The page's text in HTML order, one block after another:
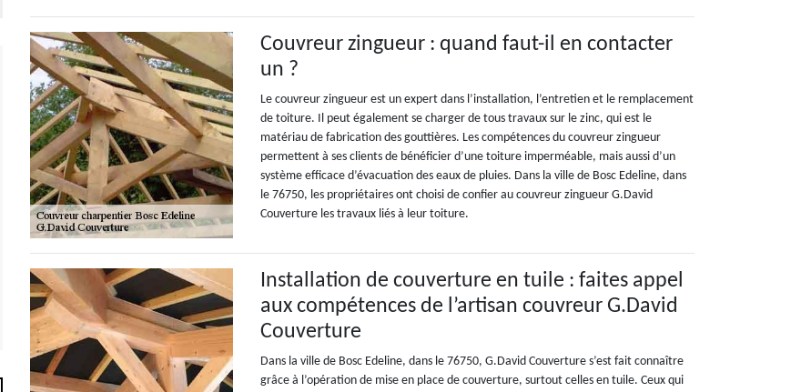
Couvreur zingueur : quand faut-il en contacter
un ?
Le couvreur zingueur est un expert dans l’installation, l’entretien et le remplacement
de toiture. Il peut également se charger de tous travaux sur le zinc, qui est le
matériau de fabrication des gouttières. Les compétences du couvreur zingueur
permettent à ses clients de bénéficier d’une toiture imperméable, mais aussi d’un
système efficace d’évacuation des eaux de pluies. Dans la ville de Bosc Edeline, dans
le 76750, les propriétaires ont choisi de confier au couvreur zingueur G.David
Couverture les travaux liés à leur toiture.
Installation de couverture en tuile : faites appel
aux compétences de l’artisan couvreur G.David
Couverture
Dans la ville de Bosc Edeline, dans le 76750, G.David Couverture s’est fait connaître
grâce à l’opération de mise en place de couverture, surtout celles en tuile. Ceux qui